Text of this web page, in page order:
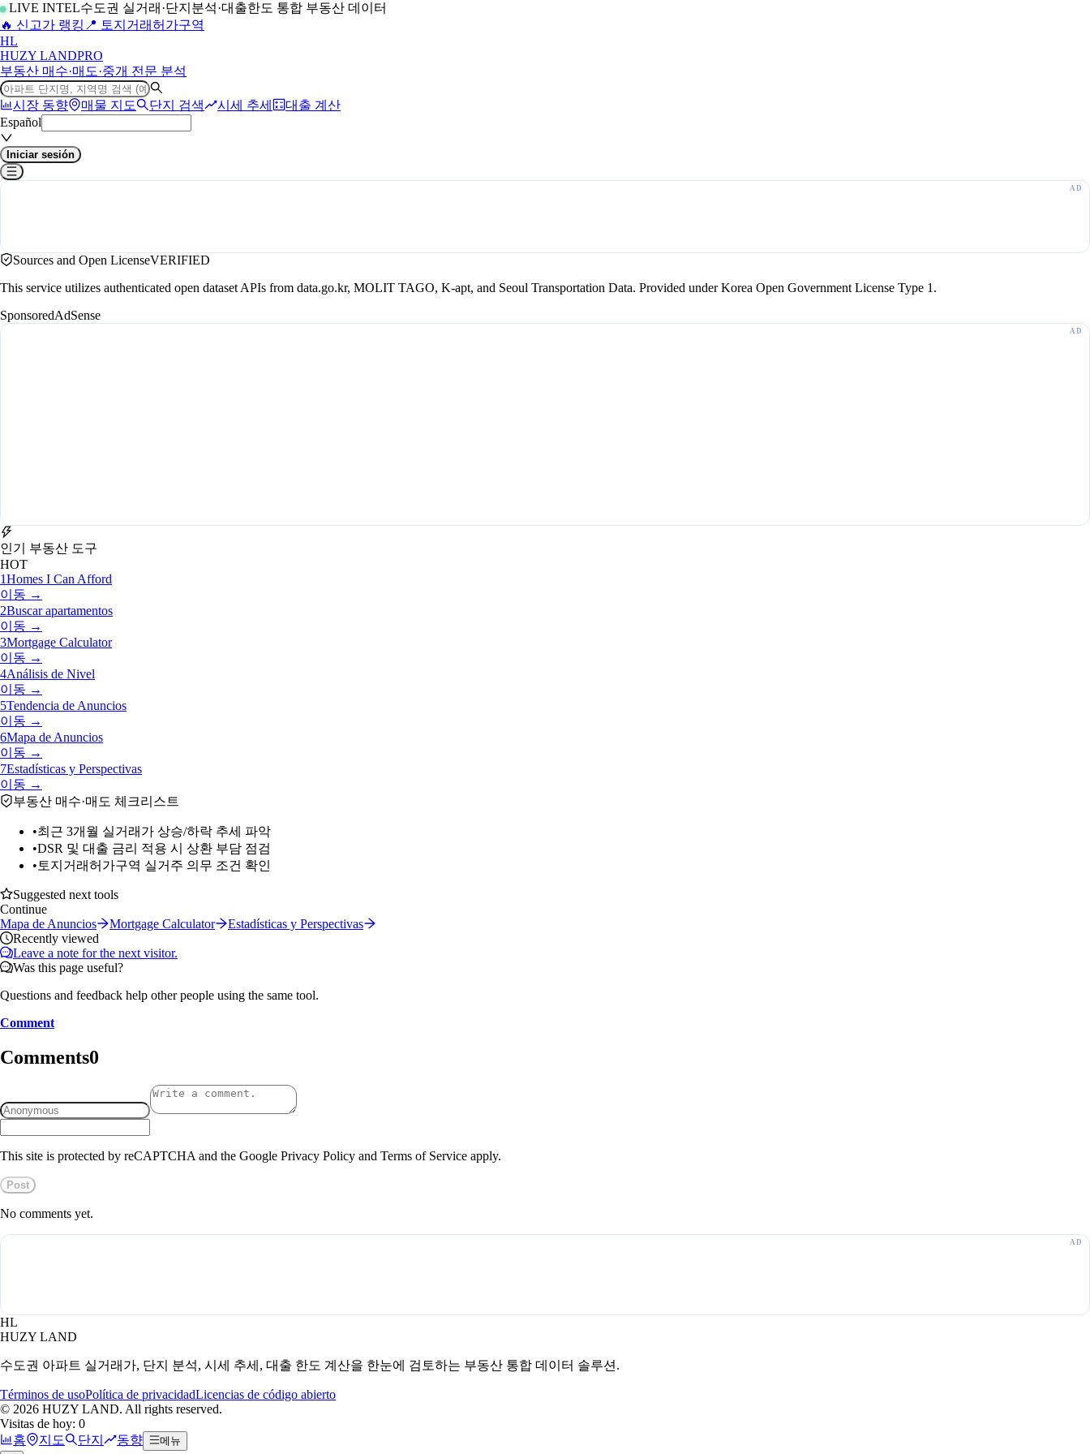
LIVE INTEL수도권 실거래·단지분석·대출한도 통합 부동산 데이터
🔥 신고가 랭킹 📍 토지거래허가구역
HL
HUZY LANDPRO
부동산 매수·매도·중개 전문 분석
시장 동향 매물 지도 단지 검색 시세 추세
대출 계산
Español
Iniciar sesión
Sources and Open LicenseVERIFIED
This service utilizes authenticated open dataset APIs from data.go.kr, MOLIT TAGO, K-apt, and Seoul Transportation Data. Provided under Korea Open Government License Type 1.
SponsoredAdSense
인기 부동산 도구
HOT
1Homes I Can Afford
이동 →
2Buscar apartamentos
이동 →
3Mortgage Calculator
이동 →
4Análisis de Nivel
이동 →
5Tendencia de Anuncios
이동 →
6Mapa de Anuncios
이동 →
7Estadísticas y Perspectivas
이동 →
부동산 매수·매도 체크리스트
•최근 3개월 실거래가 상승/하락 추세 파악
•DSR 및 대출 금리 적용 시 상환 부담 점검
• 토지거래허가구역 실거주 의무 조건 확인
Suggested next tools
Continue
Mapa de Anuncios
Mortgage Calculator
Estadísticas y Perspectivas
Recently viewed
Leave a note for the next visitor.
Was this page useful?
Questions and feedback help other people using the same tool.
Comment
Comments0
This site is protected by reCAPTCHA and the Google Privacy Policy and Terms of Service apply.
Post
No comments yet.
HL
HUZY LAND
수도권 아파트 실거래가, 단지 분석, 시세 추세, 대출 한도 계산을 한눈에 검토하는 부동산 통합 데이터 솔루션.
Términos de usoPolítica de privacidadLicencias de código abierto
© 2026 HUZY LAND. All rights reserved.
Visitas de hoy: 0
홈
지도 단지 동향 메뉴